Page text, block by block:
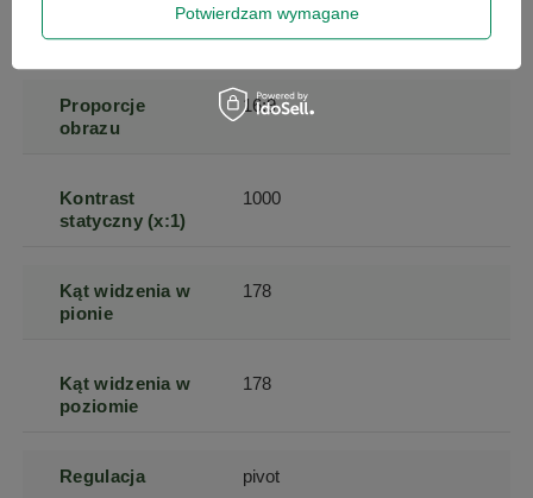
matrycy
matowa
Proporcje
obrazu
16:9
Kontrast
statyczny (x:1)
1000
Kąt widzenia w
pionie
178
Kąt widzenia w
poziomie
178
Regulacja
pivot
Potwierdzam wymagane